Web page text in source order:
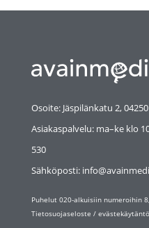
Osoite: Jäspilänkatu 2,
Asiakaspalvelu: ma–ke klo
530
Sähköposti:
Puhelut 020-alkuisiin numeroihin
Tietosuojaseloste / evästekäytäntö